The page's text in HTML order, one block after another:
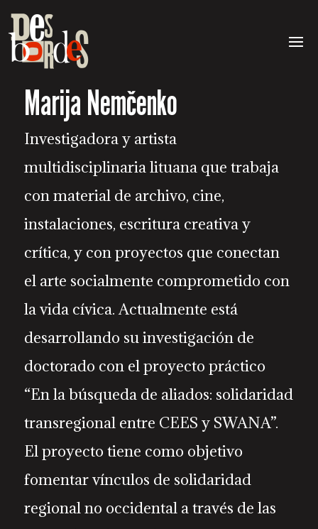
Marija Nemčenko
Investigadora y artista
multidisciplinaria lituana que trabaja
con material de archivo, cine,
instalaciones, escritura creativa y
crítica, y con proyectos que conectan
el arte socialmente comprometido con
la vida cívica. Actualmente está
desarrollando su investigación de
doctorado con el proyecto práctico
“En la búsqueda de aliados: solidaridad
transregional entre CEES y SWANA”.
El proyecto tiene como objetivo
fomentar vínculos de solidaridad
regional no occidental a través de las